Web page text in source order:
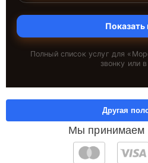
Показать
Полный список услуг для «
звонку или
Мы принимаем
Другая